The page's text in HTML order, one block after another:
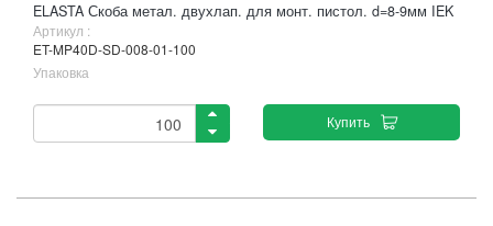
ELASTA Скоба метал. двухлап. для монт. пистол. d=8-9мм IEK
Артикул :
ET-MP40D-SD-008-01-100
Упаковка
Купить